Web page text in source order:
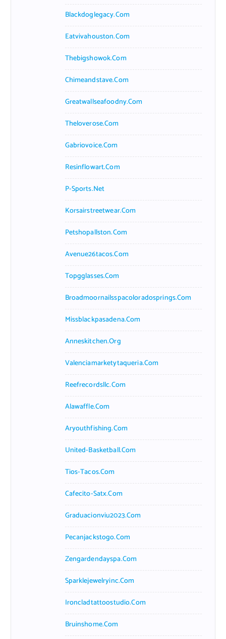
Blackdoglegacy.com
Eatvivahouston.com
Thebigshowok.com
Chimeandstave.com
Greatwallseafoodny.com
Theloverose.com
Gabriovoice.com
Resinflowart.com
P-Sports.net
Korsairstreetwear.com
Petshopallston.com
Avenue26tacos.com
Topgglasses.com
Broadmoornailsspacoloradosprings.com
Missblackpasadena.com
Anneskitchen.org
Valenciamarketytaqueria.com
Reefrecordsllc.com
Alawaffle.com
Aryouthfishing.com
United-Basketball.com
Tios-Tacos.com
Cafecito-Satx.com
Graduacionviu2023.com
Pecanjackstogo.com
Zengardendayspa.com
Sparklejewelryinc.com
Ironcladtattoostudio.com
Bruinshome.com